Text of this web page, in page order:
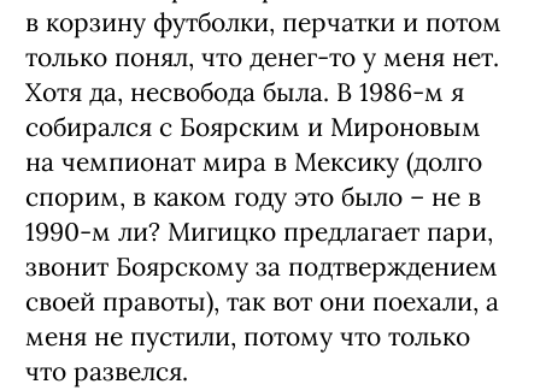
в корзину футболки, перчатки и потом
только понял, что денег-то у меня нет.
Хотя да, несвобода была. В 1986-м я
собирался с Боярским и Мироновым
на чемпионат мира в Мексику (долго
спорим, в каком году это было – не в
1990-м ли? Мигицко предлагает пари,
звонит Боярскому за подтверждением
своей правоты), так вот они поехали, а
меня не пустили, потому что только
что развелся.